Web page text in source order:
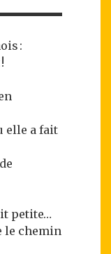
:
elle a fait
petite…
le chemin